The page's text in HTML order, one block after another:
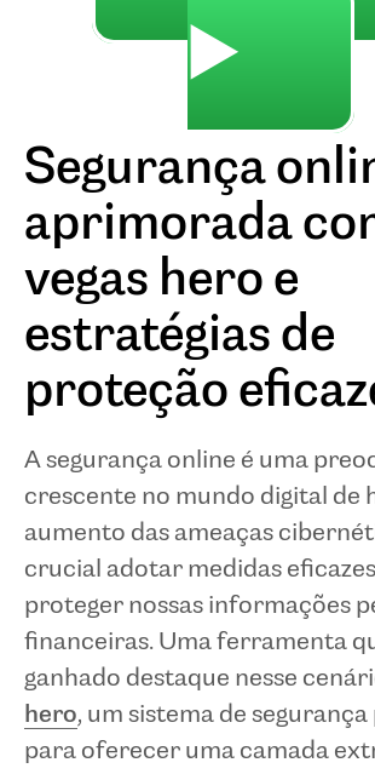
▶️
Segurança
aprimorada
vegas hero e
estratégias de
proteção
A segurança online é uma
crescente no mundo digital de
aumento das ameaças
crucial adotar medidas
proteger nossas informações
financeiras. Uma ferramenta
ganhado destaque nesse
hero, um sistema de
para oferecer uma camada